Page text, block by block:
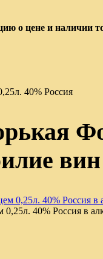
о цене и наличии
40% Россия
вин
40% Россия в